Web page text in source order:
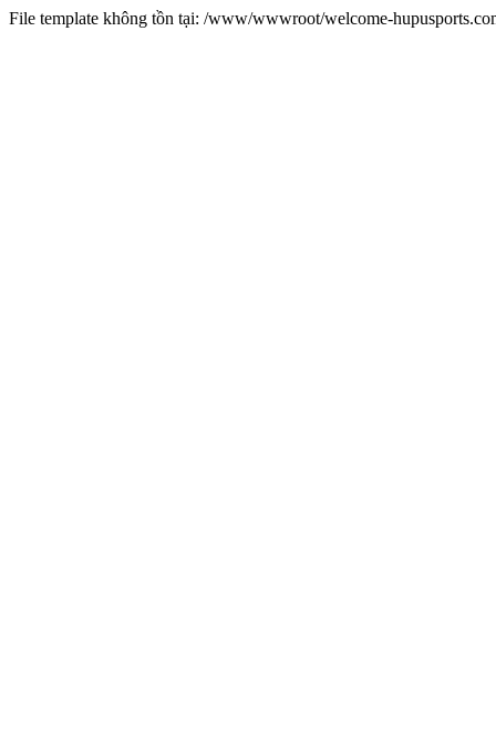
File template không tồn tại: /www/wwwroot/welcome-